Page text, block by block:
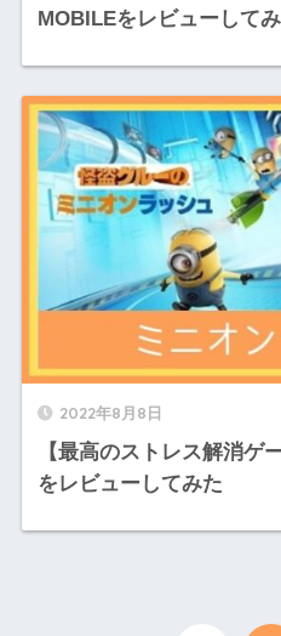
MOBILEをレビューして
2022年8月8日
【最高のストレス解消ゲ
をレビューしてみた